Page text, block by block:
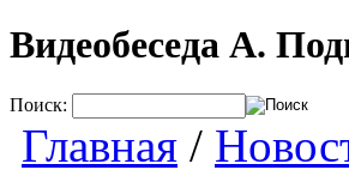
Видеобеседа А.
Поиск:
Главная /